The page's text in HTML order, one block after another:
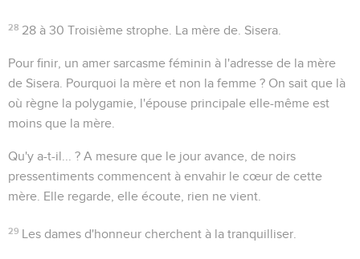
28 28 à 30 Troisième strophe. La mère de. Sisera.
Pour finir, un amer sarcasme féminin à l'adresse de la mère
de Sisera. Pourquoi la mère et non la femme ? On sait que là
où règne la polygamie, l'épouse principale elle-même est
moins que la mère.
Qu'y a-t-il... ? A mesure que le jour avance, de noirs
pressentiments commencent à envahir le cœur de cette
mère. Elle regarde, elle écoute, rien ne vient.
29 Les dames d'honneur cherchent à la tranquilliser.